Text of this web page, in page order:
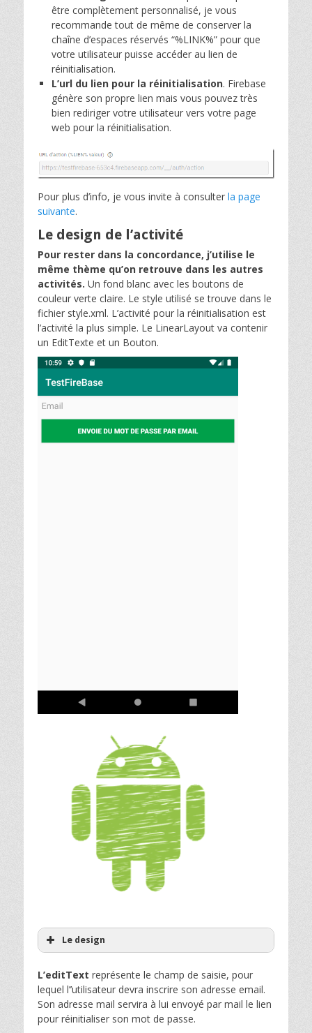
être complètement personnalisé, je vous
recommande tout de même de conserver la
chaîne d’espaces réservés “%LINK%” pour que
votre utilisateur puisse accéder au lien de
réinitialisation.
L’url du lien pour la réinitialisation. Firebase
génère son propre lien mais vous pouvez très
bien rediriger votre utilisateur vers votre page
web pour la réinitialisation.
Pour plus d’info, je vous invite à consulter la page
suivante.
Le design de l’activité
Pour rester dans la concordance, j’utilise le
même thème qu’on retrouve dans les autres
activités. Un fond blanc avec les boutons de
couleur verte claire. Le style utilisé se trouve dans le
fichier style.xml. L’activité pour la réinitialisation est
l’activité la plus simple. Le LinearLayout va contenir
un EditTexte et un Bouton.
Le design
L’editText représente le champ de saisie, pour
lequel l’’utilisateur devra inscrire son adresse email.
Son adresse mail servira à lui envoyé par mail le lien
pour réinitialiser son mot de passe.